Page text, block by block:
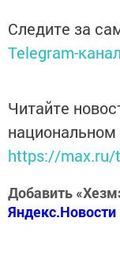
Следите за
Telegram-
Читайте
https://max.ru/
Добавить
Яндекс.Новости